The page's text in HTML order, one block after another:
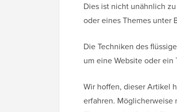
Dies ist nicht unähnlich
oder eines Themes unter
Die Techniken des
um eine Website oder ein
Wir hoffen, dieser Artikel
erfahren. Möglicherweise